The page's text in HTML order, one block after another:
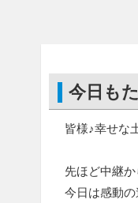
今日も
皆様♪幸せな
先ほど中継
今日は感動の